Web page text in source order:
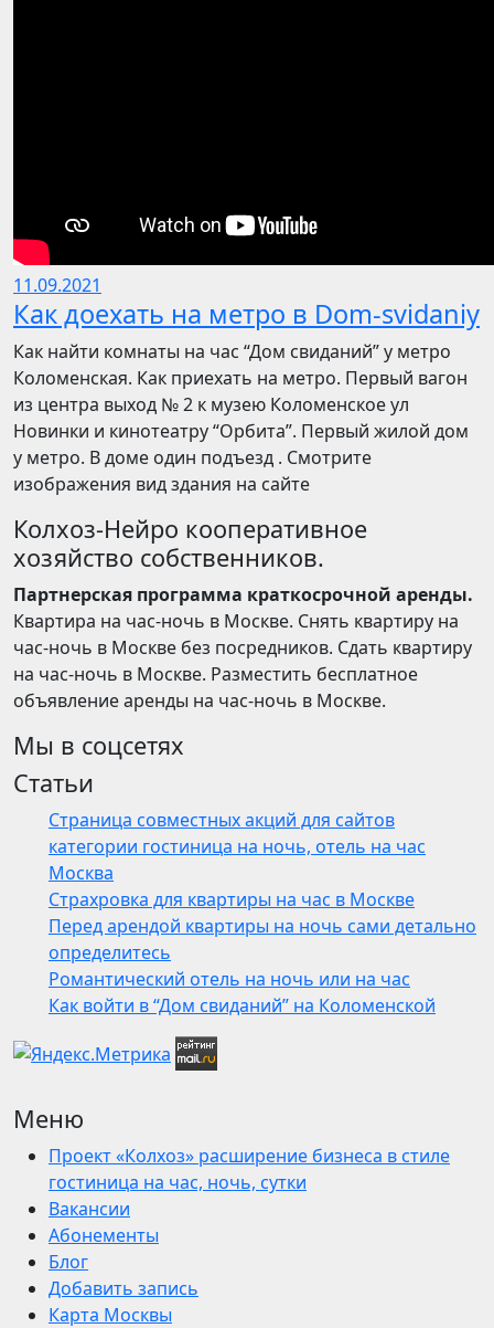
11.09.2021
Как доехать на метро в Dom-svidaniy
Как найти комнаты на час “Дом свиданий” у метро
Коломенская. Как приехать на метро. Первый вагон
из центра выход № 2 к музею Коломенское ул
Новинки и кинотеатру “Орбита”. Первый жилой дом
у метро. В доме один подъезд . Смотрите
изображения вид здания на сайте
Колхоз-Нейро кооперативное
хозяйство собственников.
Партнерская программа краткосрочной аренды.
Квартира на час-ночь в Москве. Снять квартиру на
час-ночь в Москве без посредников. Сдать квартиру
на час-ночь в Москве. Разместить бесплатное
объявление аренды на час-ночь в Москве.
Мы в соцсетях
Статьи
Страница совместных акций для сайтов
категории гостиница на ночь, отель на час
Москва
Страхровка для квартиры на час в Москве
Перед арендой квартиры на ночь сами детально
определитесь
Романтический отель на ночь или на час
Как войти в “Дом свиданий” на Коломенской
Меню
Проект «Колхоз» расширение бизнеса в стиле
гостиница на час, ночь, сутки
Вакансии
Абонементы
Блог
Добавить запись
Карта Москвы